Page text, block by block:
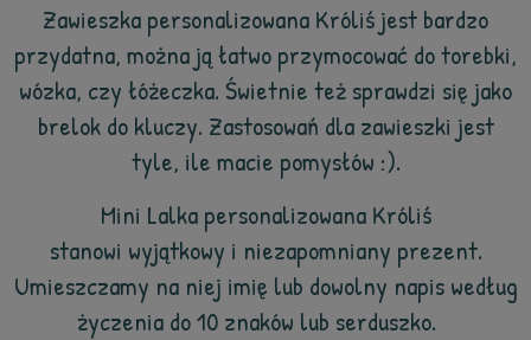
Zawieszka personalizowana Króliś jest bardzo
przydatna, można ją łatwo przymocować do torebki,
wózka, czy łóżeczka. Świetnie też sprawdzi się jako
brelok do kluczy. Zastosowań dla zawieszki jest
tyle, ile macie pomysłów :).
Mini Lalka personalizowana Króliś
stanowi wyjątkowy i niezapomniany prezent.
Umieszczamy na niej imię lub dowolny napis według
życzenia do 10 znaków lub serduszko.